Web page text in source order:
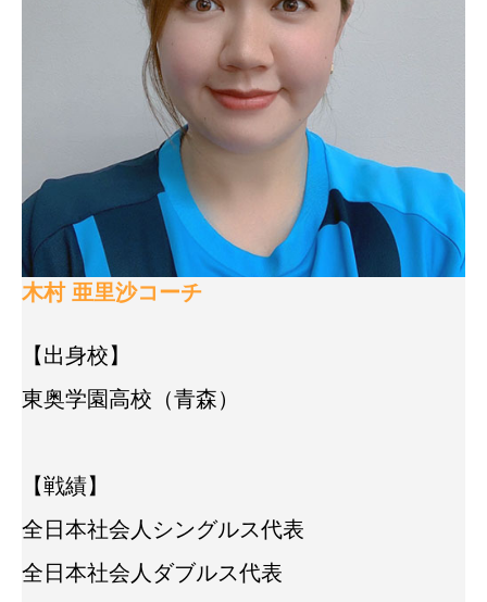
木村 亜里沙コーチ
【出身校】
東奥学園高校（青森）
【戦績】
全日本社会人シングルス代表
全日本社会人ダブルス代表